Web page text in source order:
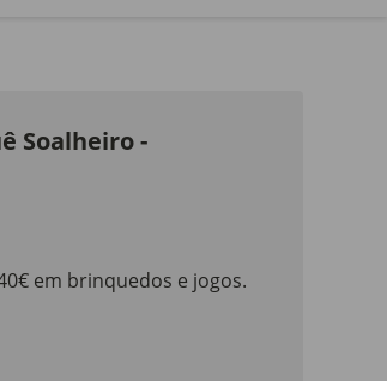
Soalheiro -
em brinquedos e jogos.